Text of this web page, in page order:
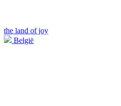
the land of joy
België